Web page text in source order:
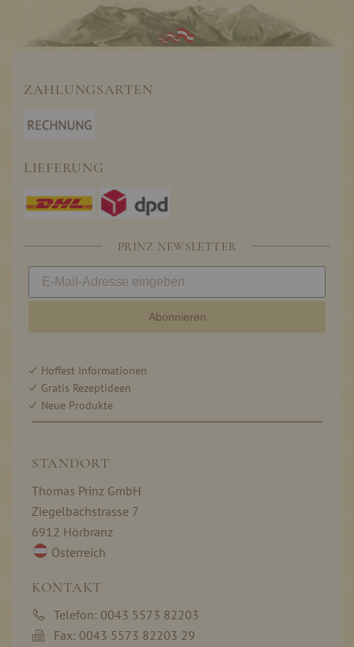
ZAHLUNGSARTEN
LIEFERUNG
PRINZ NEWSLETTER
Abonnieren
Hoffest Informationen
Gratis Rezeptideen
Neue Produkte
STANDORT
Thomas Prinz GmbH
Ziegelbachstrasse 7
6912 Hörbranz
Österreich
KONTAKT
Telefon: 0043 5573 82203
Fax: 0043 5573 82203 29